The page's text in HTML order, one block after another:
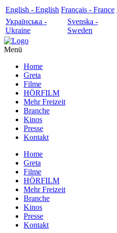
English - English Français - France
Українська -
Ukraine
Svenska -
Sweden
Menü
Home
Greta
Filme
HÖRFILM
Mehr Freizeit
Branche
Kinos
Presse
Kontakt
Home
Greta
Filme
HÖRFILM
Mehr Freizeit
Branche
Kinos
Presse
Kontakt